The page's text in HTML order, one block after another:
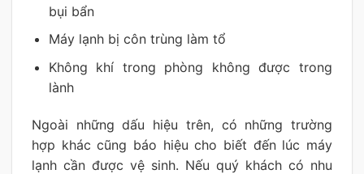
bụi bẩn
Máy lạnh bị côn trùng làm tổ
Không khí trong phòng không được trong
lành
Ngoài những dấu hiệu trên, có những trường
hợp khác cũng báo hiệu cho biết đến lúc máy
lạnh cần được vệ sinh. Nếu quý khách có nhu